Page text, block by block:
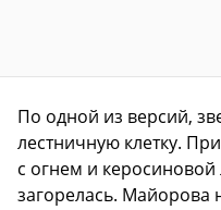
По одной из версий,
лестничную клетку.
с огнем и
загорелась. Майорова